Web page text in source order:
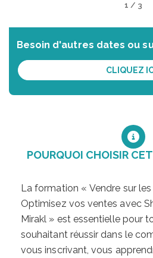
1 / 3
Besoin d'autres dates ou
CLIQUEZ
POURQUOI CHOISIR
La formation « Vendre sur
Optimisez vos ventes avec
Mirakl » est essentielle pour
souhaitant réussir dans le
vous inscrivant, vous